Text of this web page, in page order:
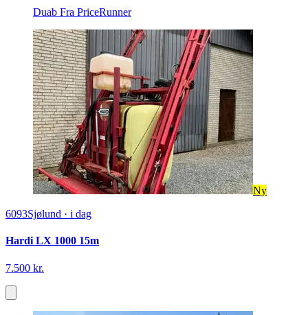
Hawk Båndpudser MM-2315.
Duab Fra PriceRunner